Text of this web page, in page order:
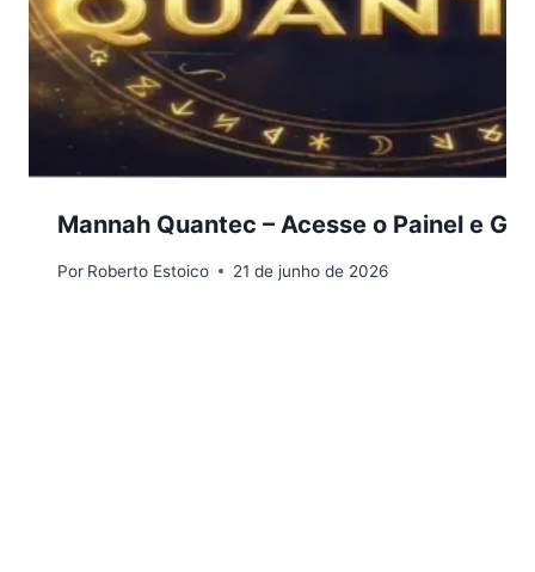
Mannah Quantec – Acesse o Painel e
Por Roberto Estoico 21 de junho de 2026